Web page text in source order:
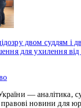
двом суддям і
для ухилення
— аналітика,
правові новини для